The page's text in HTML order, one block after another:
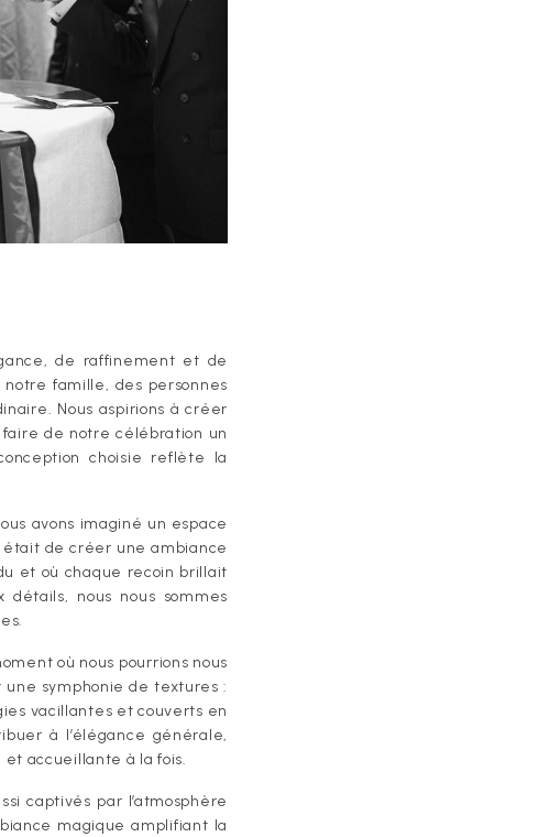
de raffinement et de
famille, des personnes
Nous aspirions à créer
de notre célébration un
choisie reflète la
avons imaginé un espace
de créer une ambiance
et où chaque recoin brillait
nous nous sommes
où nous pourrions nous
symphonie de textures :
vacillantes et couverts en
à l’élégance générale,
accueillante à la fois.
captivés par l’atmosphère
magique amplifiant la